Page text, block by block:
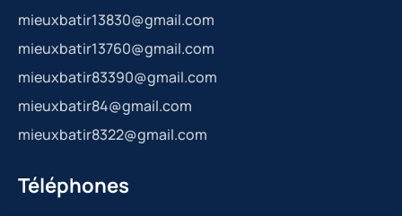
mieuxbatir13830@gmail.com
mieuxbatir13760@gmail.com
mieuxbatir83390@gmail.com
mieuxbatir84@gmail.com
mieuxbatir8322@gmail.com
Téléphones